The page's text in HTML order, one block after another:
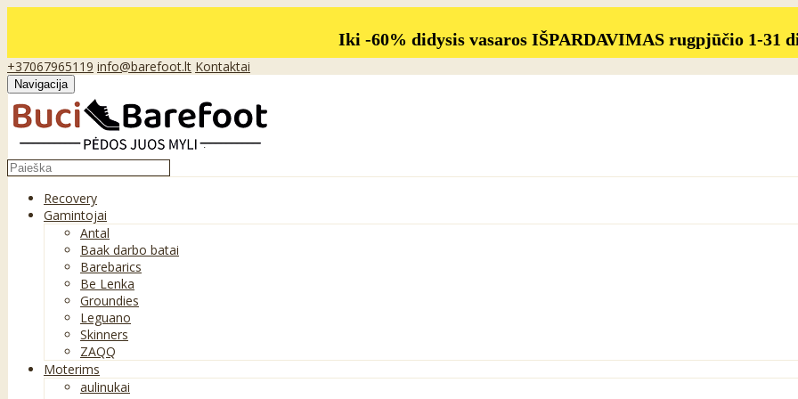
Iki -60% didysis vasaros IŠPARDAVIMAS rugpjūčio 1-31
+37067965119 info@barefoot.lt Kontaktai
Navigacija
Recovery
Gamintojai
Antal
Baak darbo batai
Barebarics
Be Lenka
Groundies
Leguano
Skinners
ZAQQ
Moterims
aulinukai